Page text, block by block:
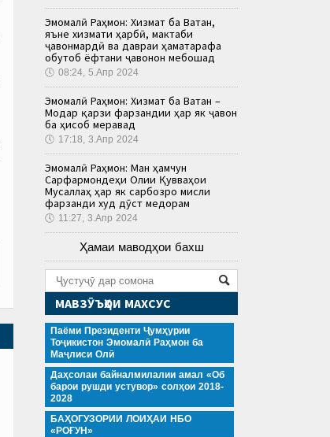
Эмомалӣ Раҳмон: Хизмат ба Ватан,
яъне хизмати ҳарбӣ, мактаби
ҷавонмардӣ ва давраи ҳаматарафа
обутоб ёфтани ҷавонон мебошад
🕔 08:24, 5.Апр 2024
Эмомалӣ Раҳмон: Хизмат ба Ватан –
Модар қарзи фарзандии ҳар як ҷавон
ба ҳисоб меравад
🕔 17:18, 3.Апр 2024
Эмомалӣ Раҳмон: Ман ҳамчун
Сарфармондеҳи Олии Қувваҳои
Мусаллаҳ ҳар як сарбозро мисли
фарзанди худ дӯст медорам
🕔 11:27, 3.Апр 2024
Ҳамаи маводҳои бахш
МАВЗӮЪҲОИ МАХСУС
Паёми Президенти Ҷумҳурии
Тоҷикистон Эмомалӣ Раҳмон ба
Маҷлиси Олӣ
Даҳсолаи байналмилалии амал «Об
барои рушди устувор» солҳои 2018-
2028
БАҲОГУЗОРИИ ЛОИҲАИ НБО
«РОҒУН»